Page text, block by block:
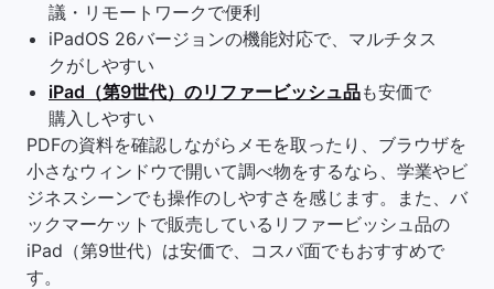
議・リモートワークで便利
iPadOS 26バージョンの機能対応で、マルチタス
クがしやすい
iPad（第9世代）のリファービッシュ品も安価で
購入しやすい
PDFの資料を確認しながらメモを取ったり、ブラウザを
小さなウィンドウで開いて調べ物をするなら、学業やビ
ジネスシーンでも操作のしやすさを感じます。また、バ
ックマーケットで販売しているリファービッシュ品の
iPad（第9世代）は安価で、コスパ面でもおすすめで
す。